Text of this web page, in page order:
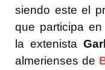
siendo este el
que participa en
la extenista
almerienses de